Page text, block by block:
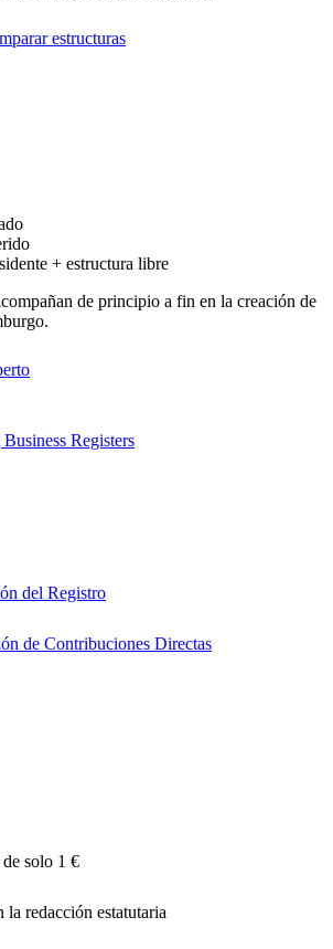
estructuras
+ estructura libre
de principio a fin en la creación de
Registers
del Registro
de Contribuciones Directas
solo 1 €
la redacción estatutaria